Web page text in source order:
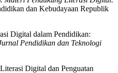
dan Kebudayaan Republik
Digital dalam Pendidikan:
Pendidikan dan Teknologi
Digital dan Penguatan